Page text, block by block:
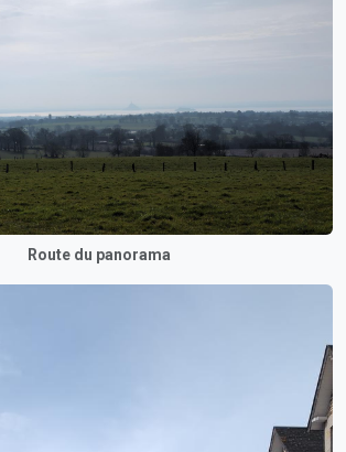
Route du panorama